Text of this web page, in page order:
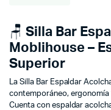
🪑 Silla Bar
Moblihouse –
Superior
La Silla Bar Espaldar
contemporáneo,
Cuenta con espaldar